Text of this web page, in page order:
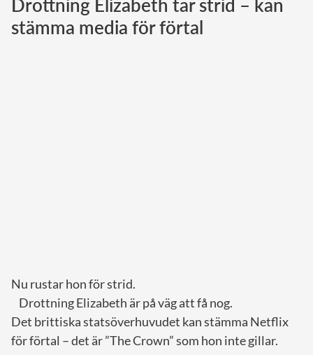
Norska kungahuset
Drottning Elizabeth tar strid – kan
stämma media för förtal
Nu rustar hon för strid.
Drottning Elizabeth är på väg att få nog.
Det brittiska statsöverhuvudet kan stämma Netflix
för förtal – det är ”The Crown” som hon inte gillar.